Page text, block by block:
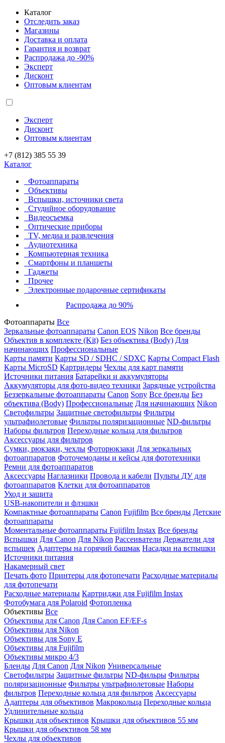
Каталог
Отследить заказ
Магазины
Доставка и оплата
Гарантия и возврат
Распродажа до -90%
Эксперт
Дисконт
Оптовым клиентам
Эксперт
Дисконт
Оптовым клиентам
+7 (812) 385 55 39
Каталог
Фотоаппараты
Объективы
Вспышки, источники света
Студийное оборудование
Видеосъемка
Оптические приборы
TV, медиа и развлечения
Аудиотехника
Компьютерная техника
Смартфоны и планшеты
Гаджеты
Прочее
Электронные подарочные сертификаты
Распродажа до 90%
Фотоаппараты Все
Зеркальные фотоаппараты Canon EOS Nikon Все бренды
Объектив в комплекте (Kit) Без объектива (Body) Для
начинающих Профессиональные
Карты памяти Карты SD / SDHC / SDXC Карты Compact Flash
Карты MicroSD Картридеры Чехлы для карт памяти
Источники питания Батарейки и аккумуляторы
Аккумуляторы для фото-видео техники Зарядные устройства
Беззеркальные фотоаппараты Canon Sony Все бренды Без
объектива (Body) Профессиональные Для начинающих Nikon
Светофильтры Защитные светофильтры Фильтры
ультрафиолетовые Фильтры поляризационные ND-фильтры
Наборы фильтров Переходные кольца для фильтров
Аксессуары для фильтров
Сумки, рюкзаки, чехлы Фоторюкзаки Для зеркальных
фотоаппаратов Фоточемоданы и кейсы для фототехники
Ремни для фотоаппаратов
Аксессуары Наглазники Провода и кабели Пульты ДУ для
фотоаппаратов Клетки для фотоаппаратов
Уход и защита
USB-накопители и флэшки
Компактные фотоаппараты Canon Fujifilm Все бренды Детские
фотоаппараты
Моментальные фотоаппараты Fujifilm Instax Все бренды
Вспышки Для Canon Для Nikon Рассеиватели Держатели для
вспышек Адаптеры на горячий башмак Насадки на вспышки
Источники питания
Накамерный свет
Печать фото Принтеры для фотопечати Расходные материалы
для фотопечати
Расходные материалы Картриджи для Fujifilm Instax
Фотобумага для Polaroid Фотопленка
Объективы Все
Объективы для Canon Для Canon EF/EF-s
Объективы для Nikon
Объективы для Sony E
Объективы для Fujifilm
Объективы микро 4/3
Бленды Для Canon Для Nikon Универсальные
Светофильтры Защитные фильтры ND-фильры Фильтры
поляризационные Фильтры ультрафиолетовые Наборы
фильтров Переходные кольца для фильтров Аксессуары
Адаптеры для объективов Макрокольца Переходные кольца
Удлинительные кольца
Крышки для объективов Крышки для объективов 55 мм
Крышки для объективов 58 мм
Чехлы для объективов